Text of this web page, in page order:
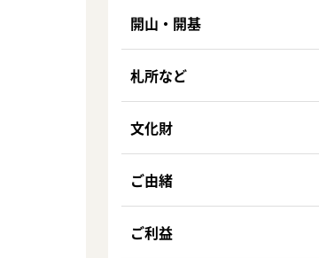
開山・開基
札所など
文化財
ご由緒
ご利益